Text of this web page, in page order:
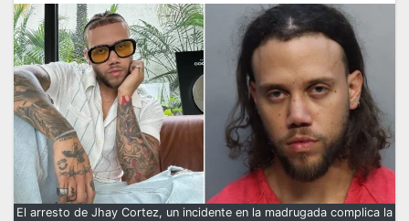
El arresto de Jhay Cortez, un incidente en la madrugada complica la